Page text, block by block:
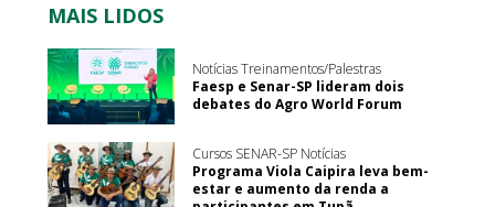
MAIS LIDOS
Notícias Treinamentos/Palestras
Faesp e Senar-SP lideram dois
debates do Agro World Forum
Cursos SENAR-SP Notícias
Programa Viola Caipira leva bem-
estar e aumento da renda a